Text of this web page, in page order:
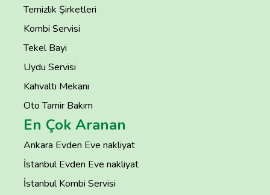
Temizlik Şirketleri
Kombi Servisi
Tekel Bayi
Uydu Servisi
Kahvaltı Mekanı
Oto Tamir Bakım
En Çok Aranan
Ankara Evden Eve nakliyat
İstanbul Evden Eve nakliyat
İstanbul Kombi Servisi